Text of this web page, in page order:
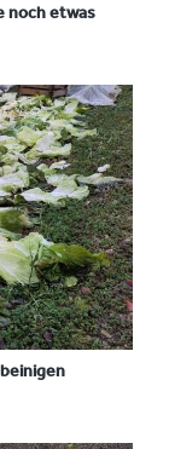
noch etwas